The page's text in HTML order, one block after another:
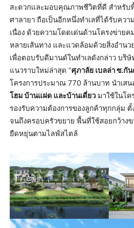
สะดวกและมอบคุณภาพชีวิตที่ดี สำหรั
ศาลายา ถือเป็นอีกหนึ่งทำเลที่ได้รับคว
เนื่อง ด้วยความโดดเด่นด้านโครงข่าย
หลายเส้นทาง และแวดล้อมด้วยสิ่งอำน
เพื่อตอบรับดีมานด์ในทำเลดังกล่าว บริ
แนวราบใหม่ล่าสุด “ศุภาลัย เบลล่า ซ.กั
โครงการประมาณ 770 ล้านบาท นำเสน
โฮม บ้านแฝด และบ้านเดี่ยว มาใช้ในโ
รองรับความต้องการของลูกค้าทุกกลุ่ม
จนถึงครอบครัวขยาย พื้นที่ใช้สอยกว้าง
ยืดหยุ่นตามไลฟ์สไตล์